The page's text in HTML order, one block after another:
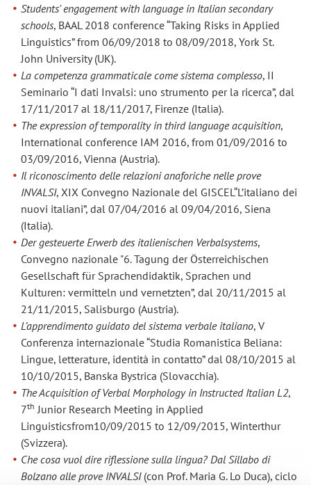
Students' engagement with language in Italian secondary
schools, BAAL 2018 conference “Taking Risks in Applied
Linguistics” from 06/09/2018 to 08/09/2018, York St.
John University (UK).
La competenza grammaticale come sistema complesso, II
Seminario “I dati Invalsi: uno strumento per la ricerca”, dal
17/11/2017 al 18/11/2017, Firenze (Italia).
The expression of temporality in third language acquisition,
International conference IAM 2016, from 01/09/2016 to
03/09/2016, Vienna (Austria).
Il riconoscimento delle relazioni anaforiche nelle prove
INVALSI, XIX Convegno Nazionale del GISCEL“L’italiano dei
nuovi italiani”, dal 07/04/2016 al 09/04/2016, Siena
(Italia).
Der gesteuerte Erwerb des italienischen Verbalsystems,
Convegno nazionale "6. Tagung der Österreichischen
Gesellschaft für Sprachendidaktik, Sprachen und
Kulturen: vermitteln und vernetzten”, dal 20/11/2015 al
21/11/2015, Salisburgo (Austria).
L’apprendimento guidato del sistema verbale italiano, V
Conferenza internazionale “Studia Romanistica Beliana:
Lingue, letterature, identità in contatto” dal 08/10/2015 al
10/10/2015, Banska Bystrica (Slovacchia).
The Acquisition of Verbal Morphology in Instructed Italian L2,
7th Junior Research Meeting in Applied
Linguisticsfrom10/09/2015 to 12/09/2015, Winterthur
(Svizzera).
Che cosa vuol dire riflessione sulla lingua? Dal Sillabo di
Bolzano alle prove INVALSI(con Prof. Maria G. Lo Duca), ciclo